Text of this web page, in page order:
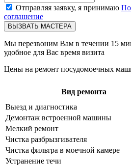
Отправляя заявку, я принимаю
соглашение
ВЫЗВАТЬ МАСТЕРА
Мы перезвоним Вам в течении 15
удобное для Вас время визита
Цены на ремонт посудомоечных
Вид ремонта
Выезд и диагностика
Демонтаж встроенной машины
Мелкий ремонт
Чистка разбрызгивателя
Чистка фильтра в моечной камере
Устранение течи